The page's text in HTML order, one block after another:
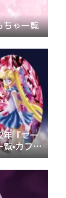
ちゃ一覧
年『セー
•カフェ